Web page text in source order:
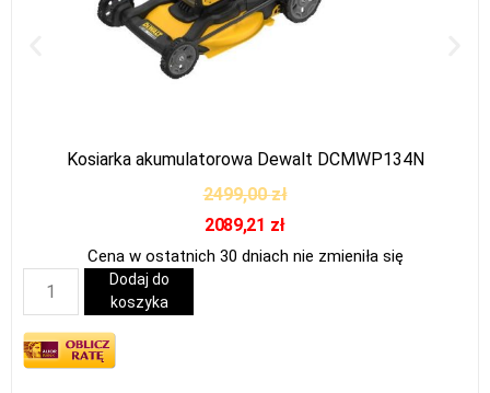
Kosiarka akumulatorowa Dewalt DCMWP134N
2499,00zł
2089,21 zł
Cena w ostatnich 30 dniach nie zmieniła się
Dodaj do
koszyka